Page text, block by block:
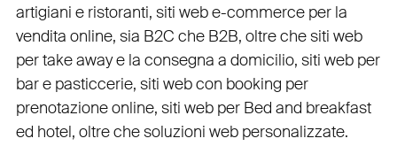
artigiani e ristoranti, siti web e-commerceper la
vendita online, sia B2C che B2B, oltre chesiti web
per take awaye la consegna a domicilio, siti web per
bare pasticcerie, siti web con booking per
prenotazione online, siti web per Bed and breakfast
ed hotel, oltre chesoluzioni web personalizzate.